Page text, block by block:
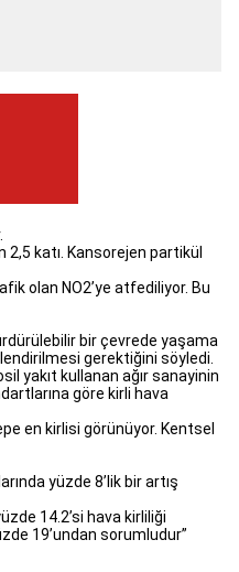
2,5 katı. Kansorejen partikül
olan NO2’ye atfediliyor. Bu
bir çevrede yaşama
gerektiğini söyledi.
yakıt kullanan ağır sanayinin
göre kirli hava
en kirlisi görünüyor. Kentsel
yüzde 8’lik bir artış
14.2’si hava kirliliği
19’undan sorumludur”